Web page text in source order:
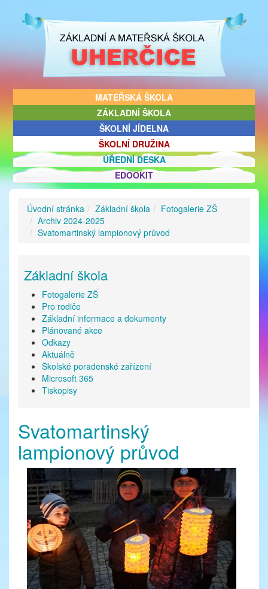
MATEŘSKÁ ŠKOLA
ZÁKLADNÍ ŠKOLA
ŠKOLNÍ JÍDELNA
ŠKOLNÍ DRUŽINA
ÚŘEDNÍ DESKA
EDOOKIT
Úvodní stránka Základní škola
Fotogalerie ZŠ
Archiv 2024-2025
Svatomartinský lampionový průvod
Základní škola
Fotogalerie ZŠ
Pro rodiče
Základní informace a dokumenty
Plánované akce
Odkazy
Aktuálně
Školské poradenské zařízení
Microsoft 365
Tiskopisy
Svatomartinský
lampionový průvod